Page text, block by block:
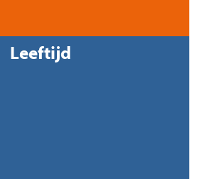
Leeftijd